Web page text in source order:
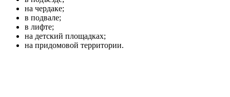
на чердаке;
в подвале;
в лифте;
на детский площадках;
на придомовой территории.